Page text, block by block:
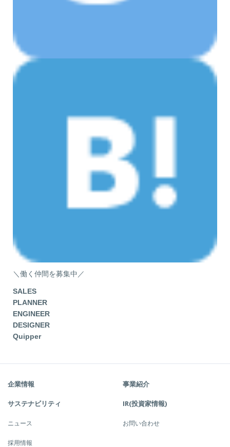
＼働く仲間を募集中／
SALES
PLANNER
ENGINEER
DESIGNER
Quipper
企業情報 事業紹介
サステナビリティ IR(投資家情報)
ニュース お問い合わせ
採用情報